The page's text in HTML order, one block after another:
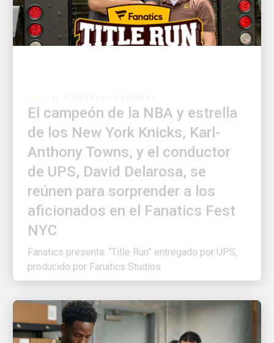
de los New York Knicks, Karl-
Anthony Towns, y el conductor
de UPS, David Delarosa, se
reúnen para sorprender a los
aficionados en el Fanatics Fest
NYC
Fanatics presenta: “Title Run” entregado por UPS,
producido por Fanatics Studios